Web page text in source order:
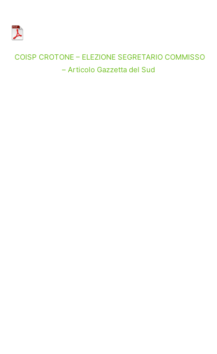
COISP CROTONE – ELEZIONE SEGRETARIO COMMISSO
– Articolo Gazzetta del Sud